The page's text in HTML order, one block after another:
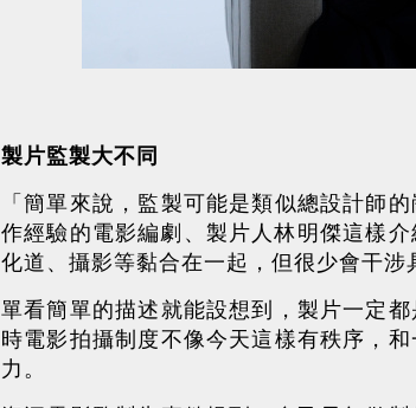
製片監製大不同
「簡單來說，監製可能是類似總設計師
作經驗的電影編劇、製片人林明傑這樣
化道、攝影等黏合在一起，但很少會干
單看簡單的描述就能設想到，製片一定
時電影拍攝制度不像今天這樣有秩序，
力。